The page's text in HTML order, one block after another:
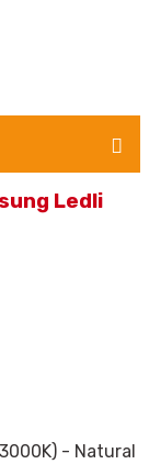
Ledli
- Natural